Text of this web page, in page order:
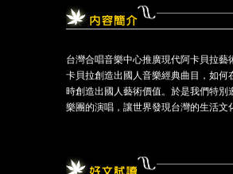
台灣合唱音樂中心推廣現代阿卡貝拉
卡貝拉創造出國人音樂經典曲目，如
時創造出國人藝術價值。於是我們特
樂團的演唱，讓世界發現台灣的生活文